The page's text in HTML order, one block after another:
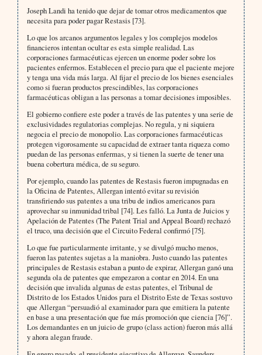
Joseph Landi ha tenido que dejar de tomar otros medicamentos que
necesita para poder pagar Restasis [73].
Lo que los arcanos argumentos legales y los complejos modelos
financieros intentan ocultar es esta simple realidad. Las
corporaciones farmacéuticas ejercen un enorme poder sobre los
pacientes enfermos. Establecen el precio para que el paciente mejore
y tenga una vida más larga. Al fijar el precio de los bienes esenciales
como si fueran productos prescindibles, las corporaciones
farmacéuticas obligan a las personas a tomar decisiones imposibles.
El gobierno confiere este poder a través de las patentes y una serie de
exclusividades regulatorias complejas. No regula, y ni siquiera
negocia el precio de monopolio. Las corporaciones farmacéuticas
protegen vigorosamente su capacidad de extraer tanta riqueza como
puedan de las personas enfermas, y si tienen la suerte de tener una
buena cobertura médica, de su seguro.
Por ejemplo, cuando las patentes de Restasis fueron impugnadas en
la Oficina de Patentes, Allergan intentó evitar su revisión
transfiriendo sus patentes a una tribu de indios americanos para
aprovechar su inmunidad tribal [74]. Les falló. La Junta de Juicios y
Apelación de Patentes (The Patent Trial and Appeal Board) rechazó
el truco, una decisión que el Circuito Federal confirmó [75].
Lo que fue particularmente irritante, y se divulgó mucho menos,
fueron las patentes sujetas a la maniobra. Justo cuando las patentes
principales de Restasis estaban a punto de expirar, Allergan ganó una
segunda ola de patentes que empezaron a contar en 2014. En una
decisión que invalida algunas de estas patentes, el Tribunal de
Distrito de los Estados Unidos para el Distrito Este de Texas sostuvo
que Allergan “persuadió al examinador para que emitiera la patente
en base a una presentación que fue más promoción que ciencia [76]”.
Los demandantes en un juicio de grupo (class action) fueron más allá
y ahora alegan fraude.